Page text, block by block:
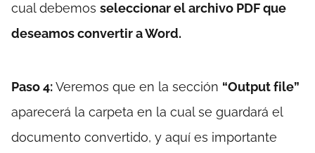
cual debemos seleccionar el archivo PDF que
deseamos convertir a Word.
Paso 4:Veremos que en la sección “Output file”
aparecerá la carpeta en la cual se guardará el
documento convertido, y aquí es importante